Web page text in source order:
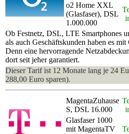
o2 Home XXL
(Glasfaser), DSL
1.000.000
Ob Festnetz, DSL, LTE Smartphones
als auch Geschäftskunden haben es
Denn eine hervorragende
dort seit jeher garantiert.
Dieser Tarif ist 12 Monate lang je 24
288,00 Euro sparen).
MagentaZuhause
S, DSL 16.000
Glasfaser 1000
mit MagentaTV